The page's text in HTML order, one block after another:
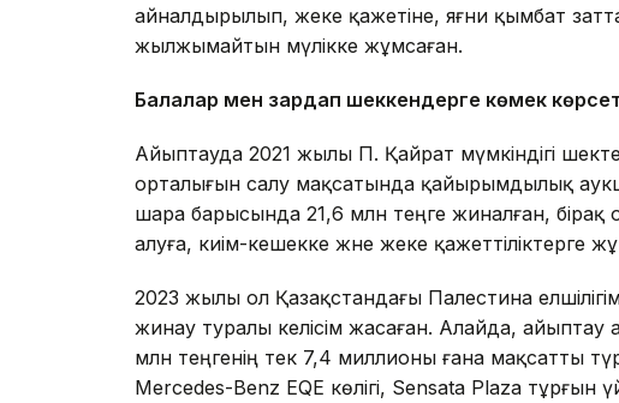
айналдырылып, жеке қажетіне, яғни қымбат
жылжымайтын мүлікке жұмсаған.
Балалар мен зардап шеккендерге көмек
Айыптауда 2021 жылы П. Қайрат мүмкіндігі
орталығын салу мақсатында қайырымдылық
шара барысында 21,6 млн теңге жиналған, бірақ
алуға, киім-кешекке және жеке қажеттіліктерге
2023 жылы ол Қазақстандағы Палестина
жинау туралы келісім жасаған. Алайда, айыптау
млн теңгенің тек 7,4 миллионы ғана мақсатты
Mercedes-Benz EQE көлігі, Sensata Plaza тұрғын